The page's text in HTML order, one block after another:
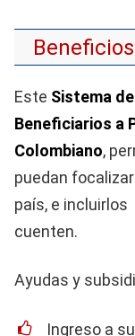
Este Sistema
Beneficiarios a
Colombiano,
puedan
país, e
cuenten.
Ayudas y
Ingreso a